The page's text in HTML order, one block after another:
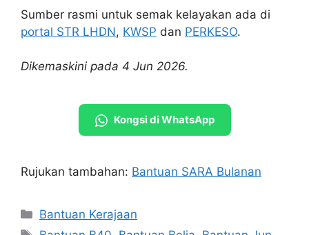
Sumber rasmi untuk semak kelayakan ada di
portal STR LHDN, KWSP dan PERKESO.
Dikemaskini pada 4 Jun 2026.
Kongsi di WhatsApp
Rujukan tambahan: Bantuan SARA Bulanan
Categories
Bantuan Kerajaan
Tags